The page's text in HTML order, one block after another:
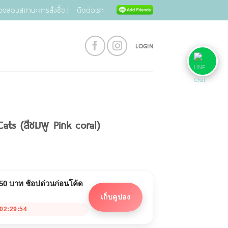
จสอบสถานะการสั่งซื้อ ติดต่อเรา
LOGIN
(สีชมพู Pink coral)
บาท ช้อปด่วนก่อนโค้ด
02:29:53
เก็บคูปอง